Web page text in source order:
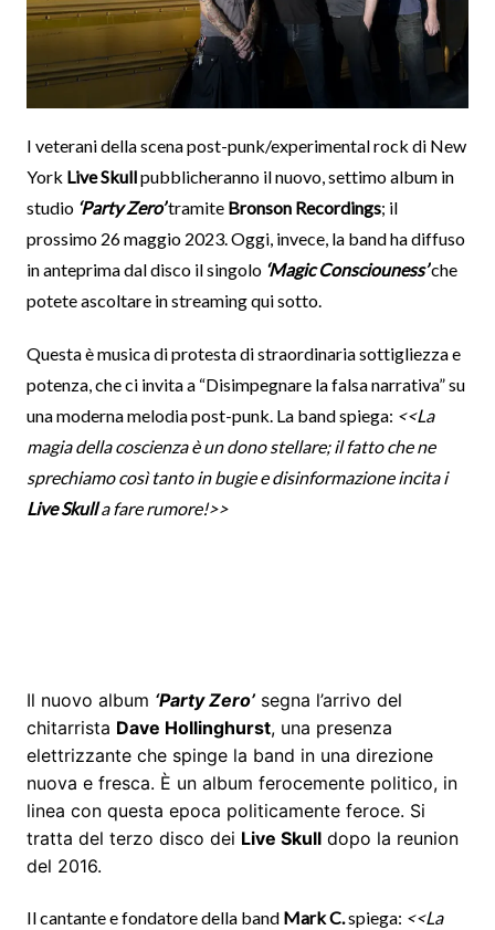
I veterani della scena post-punk/experimental rock di New
York Live Skullpubblicheranno il nuovo, settimo album in
studio ‘Party Zero’tramite Bronson Recordings; il
prossimo 26 maggio 2023. Oggi, invece, la band ha diffuso
in anteprima dal disco il singolo ‘Magic Consciouness’che
potete ascoltare in streaming qui sotto.
Questa è musica di protesta di straordinaria sottigliezza e
potenza, che ci invita a “Disimpegnare la falsa narrativa” su
una moderna melodia post-punk. La band spiega: <<La
magia della coscienza è un dono stellare; il fatto che ne
sprechiamo così tanto in bugie e disinformazione incita i
Live Skulla fare rumore!>>
Il nuovo album ‘Party Zero’segna l’arrivo del
chitarrista Dave Hollinghurst, una presenza
elettrizzante che spinge la band in una direzione
nuova e fresca. È un album ferocemente politico, in
linea con questa epoca politicamente feroce. Si
tratta del terzo disco dei Live Skulldopo la reunion
del 2016.
Il cantante e fondatore della band Mark C.spiega: <<La